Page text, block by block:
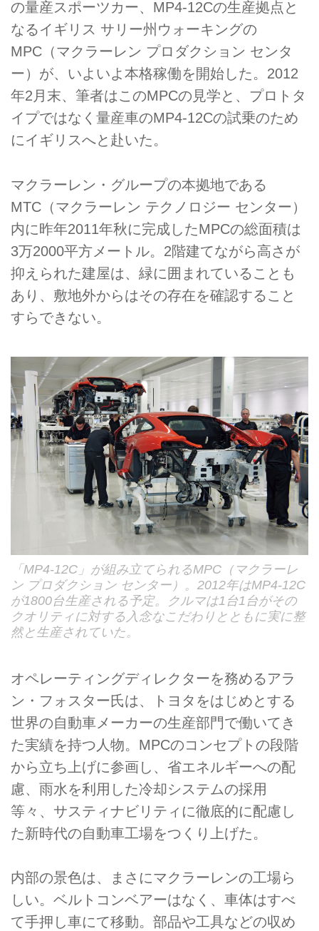
の量産スポーツカー、MP4-12Cの生産拠点と
なるイギリス サリー州ウォーキングの
MPC（マクラーレン プロダクション センタ
ー）が、いよいよ本格稼働を開始した。2012
年2月末、筆者はこのMPCの見学と、プロトタ
イプではなく量産車のMP4-12Cの試乗のため
にイギリスへと赴いた。
マクラーレン・グループの本拠地である
MTC（マクラーレン テクノロジー センター）
内に昨年2011年秋に完成したMPCの総面積は
3万2000平方メートル。2階建てながら高さが
抑えられた建屋は、緑に囲まれていることも
あり、敷地外からはその存在を確認すること
すらできない。
「MP4-12C」が組み立てられるMPC（マクラーレ
ン プロダクション センター）。2012年はMP4-12C
が1800台生産される予定。クルマは1台1台がその
クオリティに対する入念なこだわりとともに実に整
然と生産されていた。
オペレーティングディレクターを務めるアラ
ン・フォスター氏は、トヨタをはじめとする
世界の自動車メーカーの生産部門で働いてき
た実績を持つ人物。MPCのコンセプトの段階
から立ち上げに参画し、省エネルギーへの配
慮、雨水を利用した冷却システムの採用
等々、サスティナビリティに徹底的に配慮し
た新時代の自動車工場をつくり上げた。
内部の景色は、まさにマクラーレンの工場ら
しい。ベルトコンベアーはなく、車体はすべ
て手押し車にて移動。部品や工具などの収め